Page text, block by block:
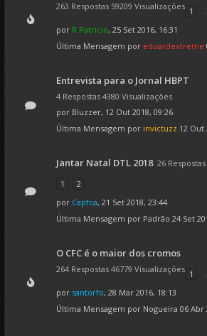
263 Respostas 59209 Visualizações 1
por R.Patricio, 25 Set 2016, 16:31
Última Mensagem por eduardextreme
Entrevista para o Jornal HBPT
4 Respostas 4380 Visualizações
por Bluzzer, 12 Out 2018, 09:26
Última Mensagem por invictuzz 12 Out
Jantar Natal DTL 2018 26
1
2
por Capfca, 21 Set 2018, 23:44
Última Mensagem por Padrão 24 Set
O CFC é o maior dos cromos
264 Respostas 46779 Visualizações 1
por santorfo, 28 Mar 2016, 18:13
Última Mensagem por Nogueira 06 Abr